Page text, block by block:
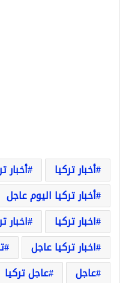
أخبار تركيا
أخبار
أخبار تركيا اليوم عاجل
اخبار تركيا
اخبار
اخبار تركيا عاجل
عاجل
عاجل تركيا